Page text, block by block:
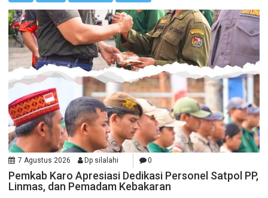
7 Agustus 2026 Dp silalahi 0
Pemkab Karo Apresiasi Dedikasi Personel Satpol PP,
Linmas, dan Pemadam Kebakaran